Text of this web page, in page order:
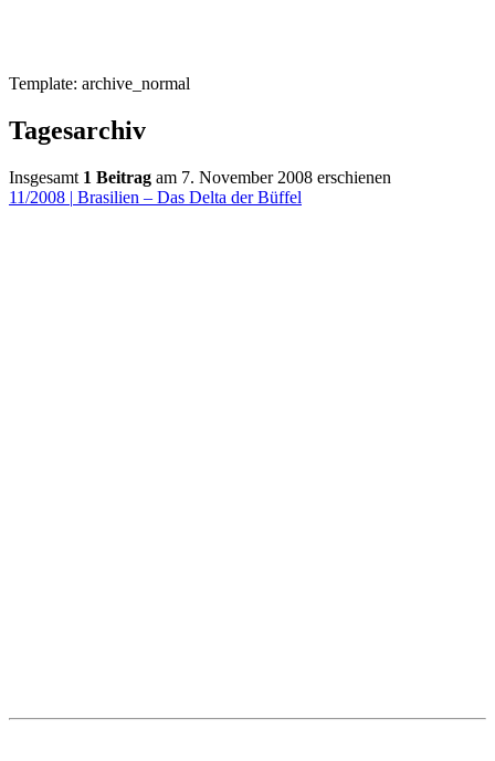
Template: archive_normal
Tagesarchiv
Insgesamt 1 Beitrag am 7. November 2008 erschienen
11/2008 | Brasilien – Das Delta der Büffel